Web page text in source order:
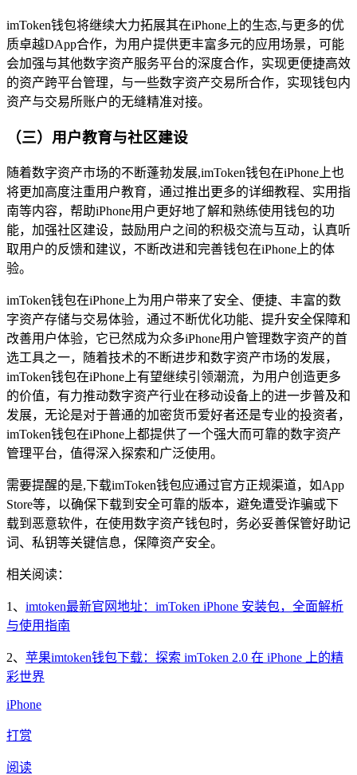
imToken钱包将继续大力拓展其在iPhone上的生态,与更多的优
质卓越DApp合作，为用户提供更丰富多元的应用场景，可能
会加强与其他数字资产服务平台的深度合作，实现更便捷高效
的资产跨平台管理，与一些数字资产交易所合作，实现钱包内
资产与交易所账户的无缝精准对接。
（三）用户教育与社区建设
随着数字资产市场的不断蓬勃发展,imToken钱包在iPhone上也
将更加高度注重用户教育，通过推出更多的详细教程、实用指
南等内容，帮助iPhone用户更好地了解和熟练使用钱包的功
能，加强社区建设，鼓励用户之间的积极交流与互动，认真听
取用户的反馈和建议，不断改进和完善钱包在iPhone上的体
验。
imToken钱包在iPhone上为用户带来了安全、便捷、丰富的数
字资产存储与交易体验，通过不断优化功能、提升安全保障和
改善用户体验，它已然成为众多iPhone用户管理数字资产的首
选工具之一，随着技术的不断进步和数字资产市场的发展，
imToken钱包在iPhone上有望继续引领潮流，为用户创造更多
的价值，有力推动数字资产行业在移动设备上的进一步普及和
发展，无论是对于普通的加密货币爱好者还是专业的投资者，
imToken钱包在iPhone上都提供了一个强大而可靠的数字资产
管理平台，值得深入探索和广泛使用。
需要提醒的是,下载imToken钱包应通过官方正规渠道，如App
Store等，以确保下载到安全可靠的版本，避免遭受诈骗或下
载到恶意软件，在使用数字资产钱包时，务必妥善保管好助记
词、私钥等关键信息，保障资产安全。
相关阅读：
1、 imtoken最新官网地址：imToken iPhone 安装包，全面解析
与使用指南
2、 苹果imtoken钱包下载：探索 imToken 2.0 在 iPhone 上的精
彩世界
iPhone
打赏
阅读